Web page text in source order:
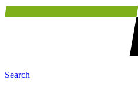
Search